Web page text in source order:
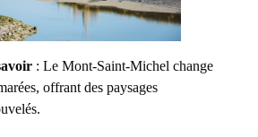
: Le Mont-Saint-Michel change
offrant des paysages